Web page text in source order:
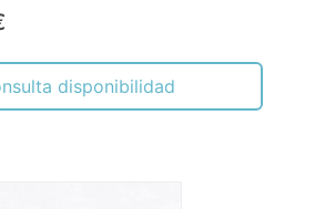
disponibilidad